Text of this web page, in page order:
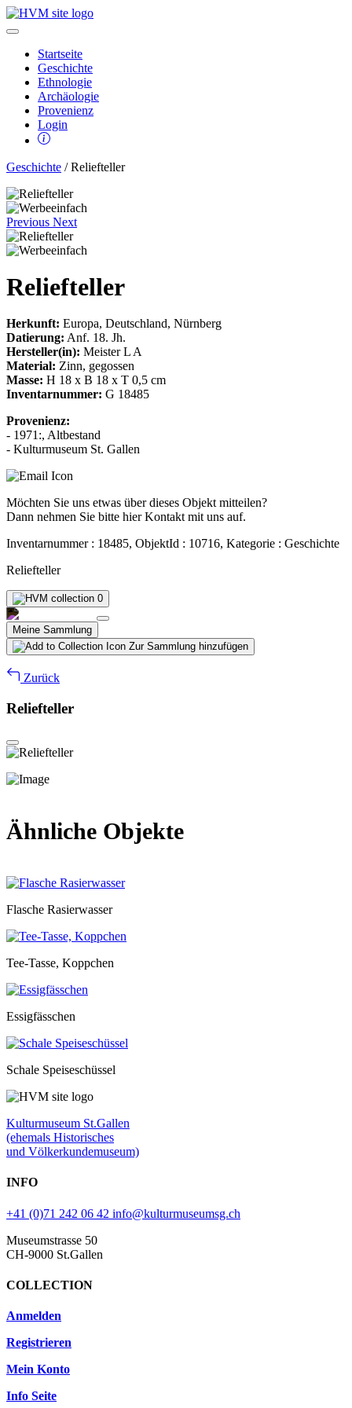
Startseite
Geschichte
Ethnologie
Archäologie
Provenienz
Login
Geschichte / Reliefteller
Previous Next
Reliefteller
Herkunft: Europa, Deutschland, Nürnberg
Datierung: Anf. 18. Jh.
Hersteller(in): Meister L A
Material: Zinn, gegossen
Masse: H 18 x B 18 x T 0,5 cm
Inventarnummer: G 18485
Provenienz:
- 1971:, Altbestand
- Kulturmuseum St. Gallen
Möchten Sie uns etwas über dieses Objekt mitteilen?
Dann nehmen Sie bitte hier Kontakt mit uns auf.
Inventarnummer : 18485, ObjektId : 10716, Kategorie : Geschichte
Reliefteller
0
Meine Sammlung
Zur Sammlung hinzufügen
Zurück
Reliefteller
Ähnliche Objekte
Flasche Rasierwasser
Tee-Tasse, Koppchen
Essigfässchen
Schale Speiseschüssel
Kulturmuseum St.Gallen
(ehemals Historisches
und Völkerkundemuseum)
INFO
+41 (0)71 242 06 42 info@kulturmuseumsg.ch
Museumstrasse 50
CH-9000 St.Gallen
COLLECTION
Anmelden
Registrieren
Mein Konto
Info Seite